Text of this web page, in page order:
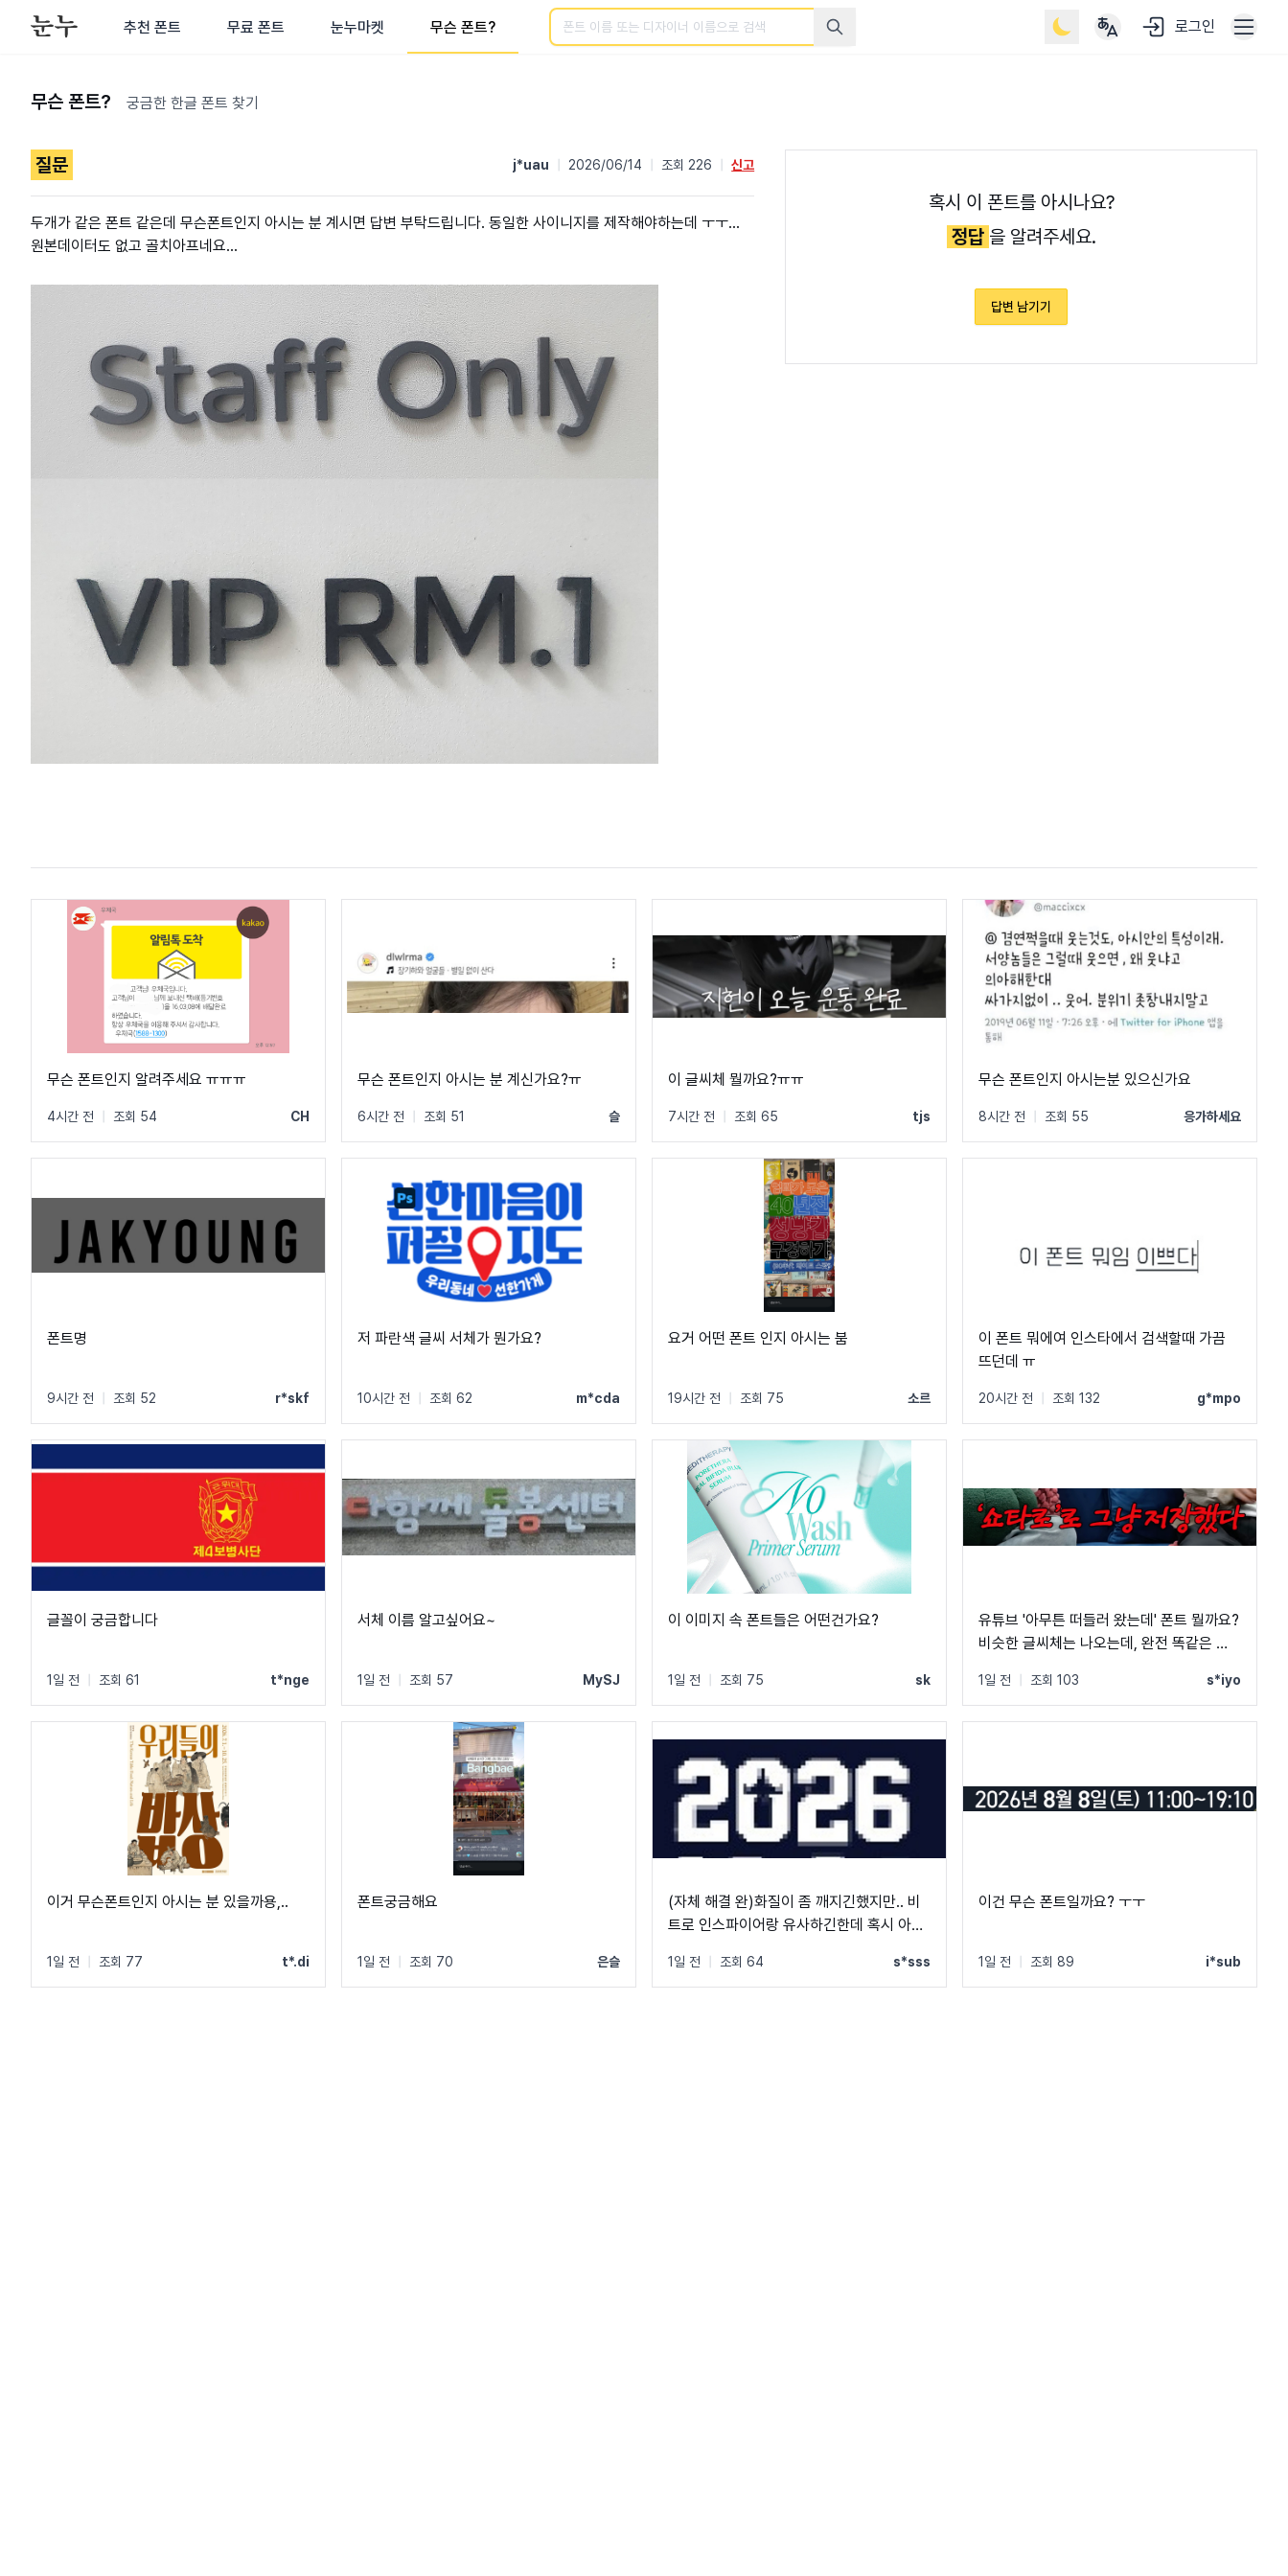
추천 폰트 무료 폰트 눈누마켓 무슨 폰트?
검색 로그인
무슨 폰트? 궁금한 한글 폰트 찾기
질문 j*uau 2026/06/14 조회 226 신고
두개가 같은 폰트 같은데 무슨폰트인지 아시는 분 계시면 답변 부탁드립니다. 동일한 사이니지를 제작해야하는데 ㅜㅜ...
원본데이터도 없고 골치아프네요...
혹시 이 폰트를 아시나요?
정답 을 알려주세요.
답변 남기기
무슨 폰트인지 알려주세요 ㅠㅠㅠ
4시간 전 조회 54 CH
무슨 폰트인지 아시는 분 계신가요?ㅠ
6시간 전 조회 51 슬
이 글씨체 뭘까요?ㅠㅠ
7시간 전 조회 65 tjs
무슨 폰트인지 아시는분 있으신가요
8시간 전 조회 55 응가하세요
폰트명
9시간 전 조회 52 r*skf
저 파란색 글씨 서체가 뭔가요?
10시간 전 조회 62 m*cda
요거 어떤 폰트 인지 아시는 붐
19시간 전 조회 75 소르
이 폰트 뭐에여 인스타에서 검색할때 가끔
뜨던데 ㅠ
20시간 전 조회 132 g*mpo
글꼴이 궁금합니다
1일 전 조회 61 t*nge
서체 이름 알고싶어요~
1일 전 조회 57 MySJ
이 이미지 속 폰트들은 어떤건가요?
1일 전 조회 75 sk
유튜브 '아무튼 떠들러 왔는데' 폰트 뭘까요?
비슷한 글씨체는 나오는데, 완전 똑같은 폰
1일 전 조회 103 s*iyo
이거 무슨폰트인지 아시는 분 있을까용,..
1일 전 조회 77 t*.di
폰트궁금해요
1일 전 조회 70 은슬
(자체 해결 완)화질이 좀 깨지긴했지만.. 비
트로 인스파이어랑 유사하긴한데 혹시 아시
1일 전 조회 64 s*sss
이건 무슨 폰트일까요? ㅜㅜ
1일 전 조회 89 i*sub